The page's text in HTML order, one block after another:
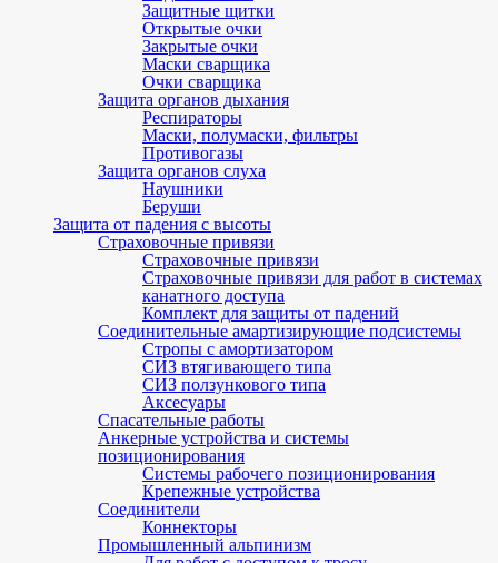
Защитные щитки
Открытые очки
Закрытые очки
Маски сварщика
Очки сварщика
Защита органов дыхания
Респираторы
Маски, полумаски, фильтры
Противогазы
Защита органов слуха
Наушники
Беруши
Защита от падения с высоты
Страховочные привязи
Страховочные привязи
Страховочные привязи для работ в системах
канатного доступа
Комплект для защиты от падений
Соединительные амартизирующие подсистемы
Стропы с амортизатором
СИЗ втягивающего типа
СИЗ ползункового типа
Аксесуары
Спасательные работы
Анкерные устройства и системы
позиционирования
Системы рабочего позиционирования
Крепежные устройства
Соединители
Коннекторы
Промышленный альпинизм